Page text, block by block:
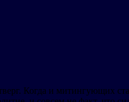
Когда и митингующих